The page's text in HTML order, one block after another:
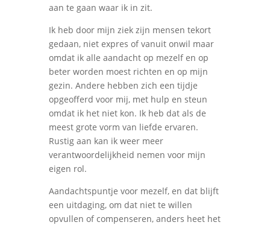
aan te gaan waar ik in zit.
Ik heb door mijn ziek zijn mensen tekort
gedaan, niet expres of vanuit onwil maar
omdat ik alle aandacht op mezelf en op
beter worden moest richten en op mijn
gezin. Andere hebben zich een tijdje
opgeofferd voor mij, met hulp en steun
omdat ik het niet kon. Ik heb dat als de
meest grote vorm van liefde ervaren.
Rustig aan kan ik weer meer
verantwoordelijkheid nemen voor mijn
eigen rol.
Aandachtspuntje voor mezelf, en dat blijft
een uitdaging, om dat niet te willen
opvullen of compenseren, anders heet het